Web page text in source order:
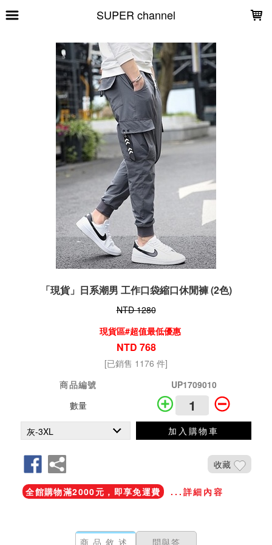
SUPER channel
「現貨」日系潮男 工作口袋縮口休閒褲 (2色)
NTD 1280
現貨區#超值最低優惠
NTD 768
[已銷售 1176 件]
商品編號
UP1709010
數量
加入購物車
收藏
全館購物滿2000元，即享免運費 ...詳細內容
商品敘述 問與答